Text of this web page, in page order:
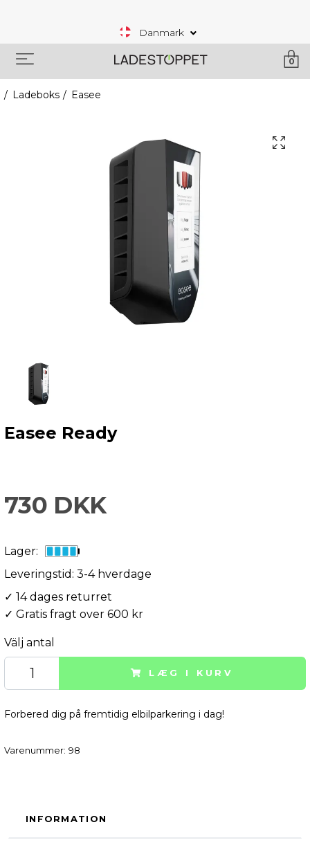
Danmark
0
Ladeboks Easee
Easee Ready
730 DKK
Lager:
Leveringstid: 3-4 hverdage
✓ 14 dages returret
✓ Gratis fragt over 600 kr
Välj antal
LÆG I KURV
Forbered dig på fremtidig elbilparkering i dag!
Varenummer: 98
INFORMATION